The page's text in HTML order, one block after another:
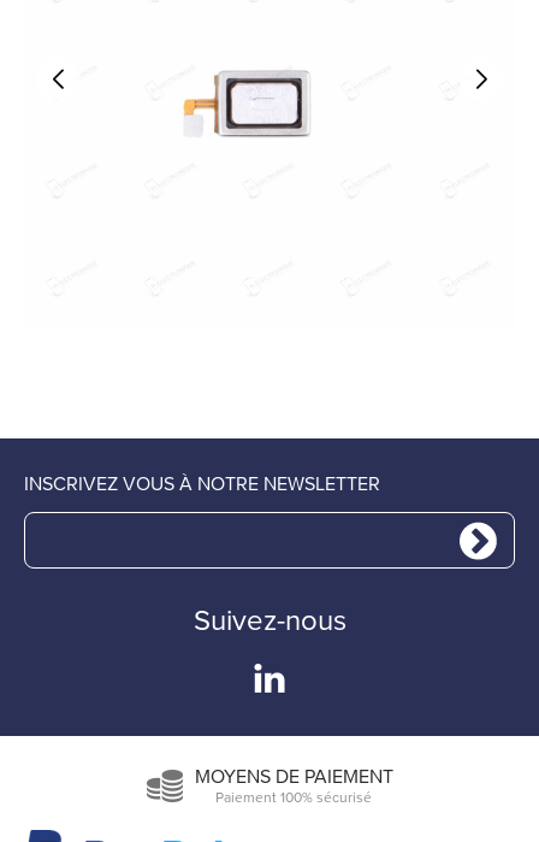
INSCRIVEZ VOUS À NOTRE NEWSLETTER
Suivez-nous
MOYENS DE PAIEMENT
Paiement 100% sécurisé